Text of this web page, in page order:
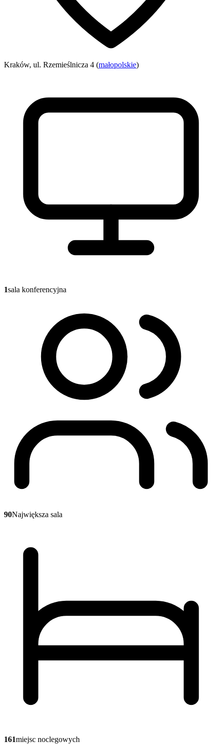
Kraków, ul. Rzemieślnicza 4 (małopolskie)
1sala konferencyjna
90Największa sala
161miejsc noclegowych